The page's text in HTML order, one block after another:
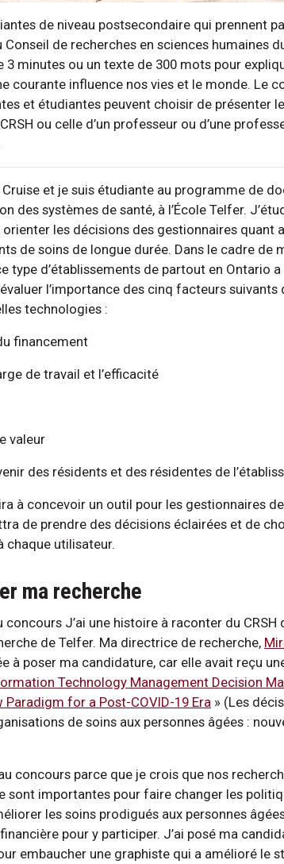
de niveau postsecondaire qui prennent
Conseil de recherches en sciences humaines
3 minutes ou un texte de 300 mots pour
courante influence nos vies et le monde. Le
et étudiantes peuvent choisir de présenter
ou celle d’un professeur ou d’une
Cruise et je suis étudiante au programme de
des systèmes de santé, à l’École Telfer.
les décisions des gestionnaires quant
de soins de longue durée. Dans le cadre de
type d’établissements de partout en Ontario
l’importance des cinq facteurs suivants
technologies :
financement
de travail et l’efficacité
valeur
des résidents et des résidentes de
à concevoir un outil pour les gestionnaires
de prendre des décisions éclairées et de
chaque utilisateur.
ma recherche
concours J’ai une histoire à raconter du
de Telfer. Ma directrice de recherche,
à poser ma candidature, car elle avait reçu
Technology Management Decision
Paradigm for a Post-COVID-19 Era » (Les
de soins aux personnes âgées :
concours parce que je crois que nos
sont importantes pour faire changer les
les soins prodigués aux personnes
pour y participer. J’ai posé ma
embaucher une graphiste qui a amélioré le